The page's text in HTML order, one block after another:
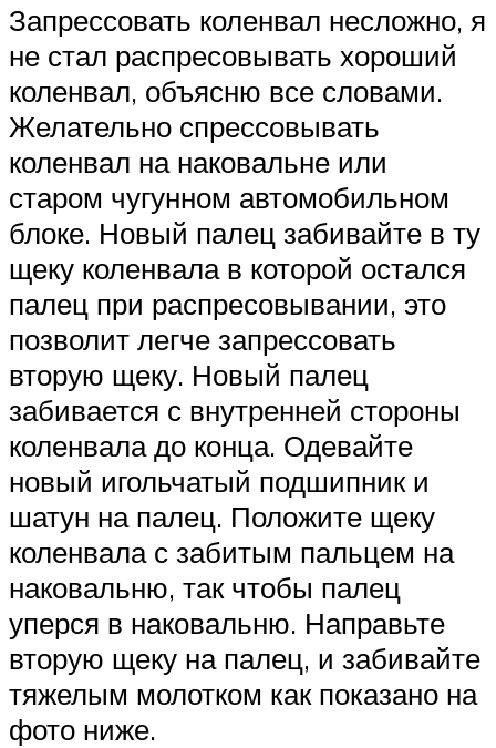
Запрессовать коленвал несложно, я
не стал распресовывать хороший
коленвал, объясню все словами.
Желательно спрессовывать
коленвал на наковальне или
старом чугунном автомобильном
блоке. Новый палец забивайте в ту
щеку коленвала в которой остался
палец при распресовывании, это
позволит легче запрессовать
вторую щеку. Новый палец
забивается с внутренней стороны
коленвала до конца. Одевайте
новый игольчатый подшипник и
шатун на палец. Положите щеку
коленвала с забитым пальцем на
наковальню, так чтобы палец
уперся в наковальню. Направьте
вторую щеку на палец, и забивайте
тяжелым молотком как показано на
фото ниже.